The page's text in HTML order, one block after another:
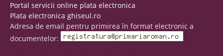
Portal servicii online plata electronica
Plata electronica ghiseul.ro
Adresa de email pentru primirea în format electronic a
documentelor: